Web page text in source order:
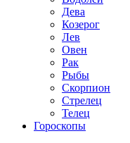
Дева
Козерог
Лев
Овен
Рак
Рыбы
Скорпион
Стрелец
Телец
Гороскопы